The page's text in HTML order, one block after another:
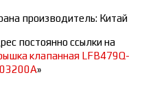
производитель: Китай
постоянно ссылки на
клапанная LFB479Q-
»